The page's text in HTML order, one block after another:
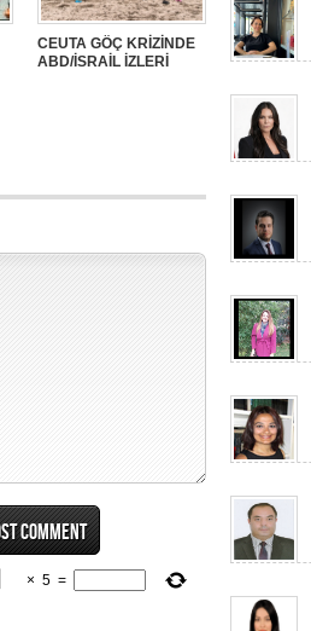
CEUTA GÖÇ KRİZİNDE
ABD/İSRAİL İZLERİ
× 5 =